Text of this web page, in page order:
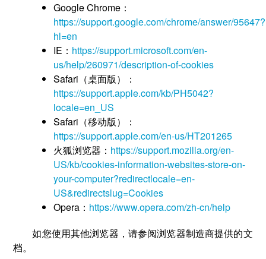
Google Chrome：
https://support.google.com/chrome/answer/95647?
hl=en
IE： https://support.microsoft.com/en-
us/help/260971/description-of-cookies
Safari（桌面版）：
https://support.apple.com/kb/PH5042?
locale=en_US
Safari（移动版）：
https://support.apple.com/en-us/HT201265
火狐浏览器： https://support.mozilla.org/en-
US/kb/cookies-information-websites-store-on-
your-computer?redirectlocale=en-
US&redirectslug=Cookies
Opera： https://www.opera.com/zh-cn/help
如您使用其他浏览器，请参阅浏览器制造商提供的文
档。